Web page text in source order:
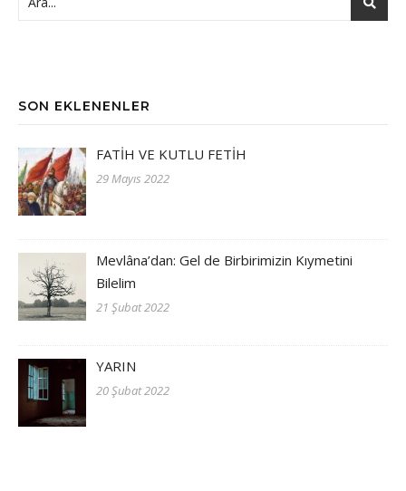
SON EKLENENLER
FATİH VE KUTLU FETİH
29 Mayıs 2022
Mevlâna’dan: Gel de Birbirimizin Kıymetini
Bilelim
21 Şubat 2022
YARIN
20 Şubat 2022